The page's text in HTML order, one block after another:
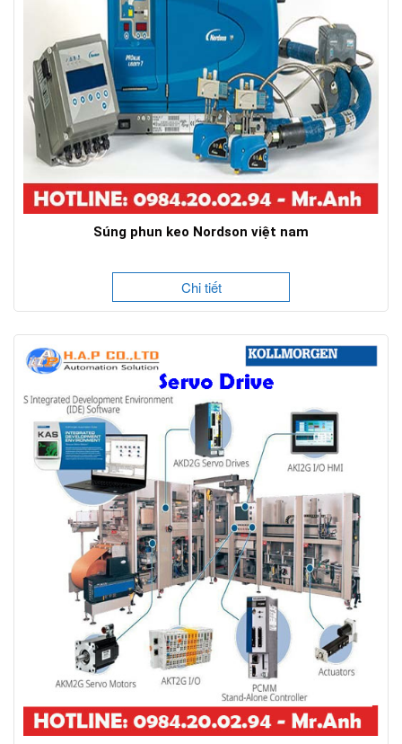
Súng phun keo Nordson việt nam
Chi tiết